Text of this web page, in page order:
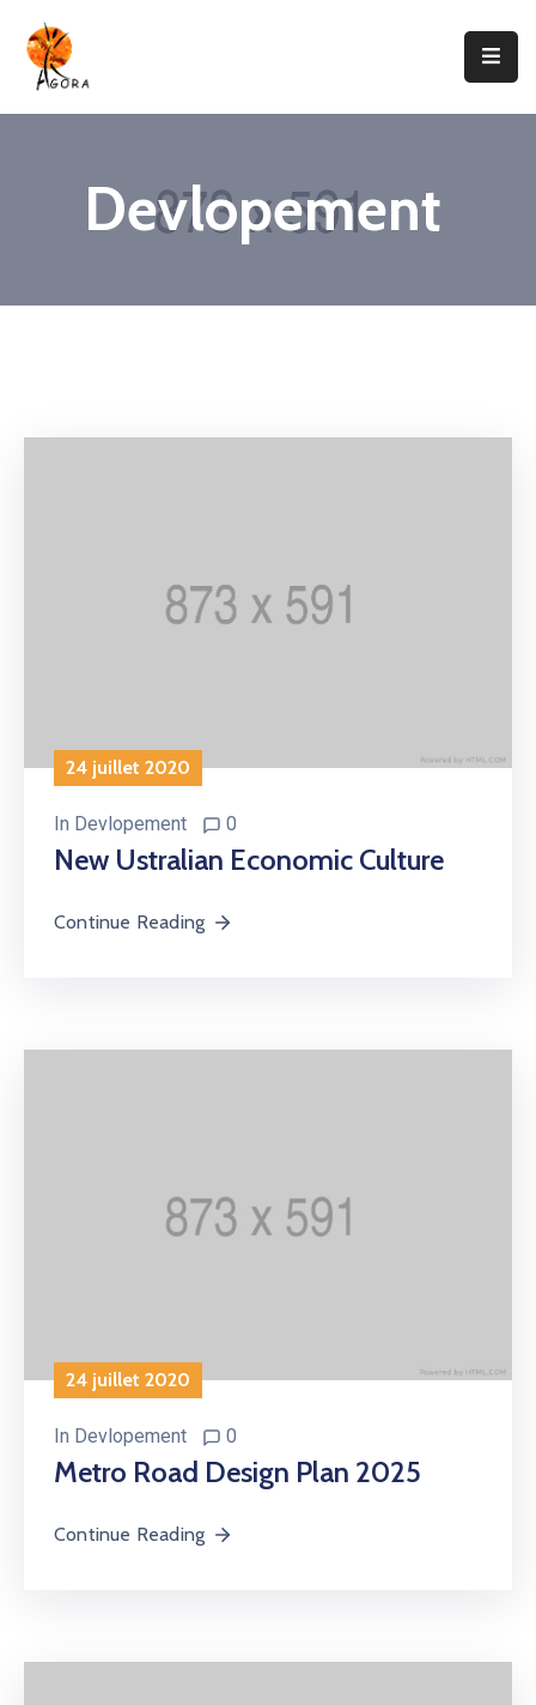
Nous
Devlopement
24 juillet 2020
In Devlopement 0
New Ustralian Economic Culture
Continue Reading
24 juillet 2020
In Devlopement 0
Metro Road Design Plan 2025
Continue Reading